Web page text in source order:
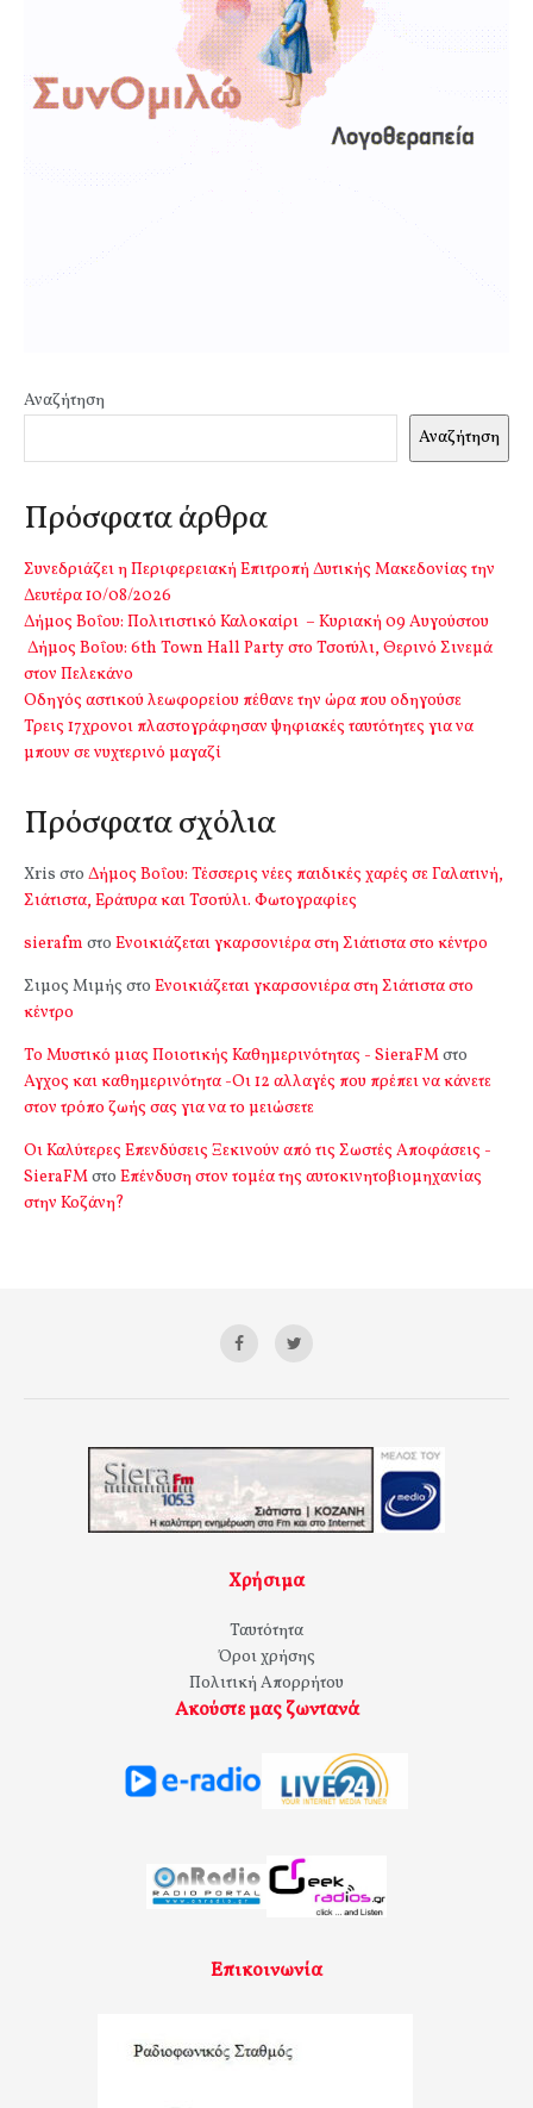
Αναζήτηση
Αναζήτηση
Πρόσφατα άρθρα
Συνεδριάζει η Περιφερειακή Επιτροπή Δυτικής Μακεδονίας την
Δευτέρα 10/08/2026
Δήμος Βοΐου: Πολιτιστικό Καλοκαίρι – Κυριακή 09 Αυγούστου
Δήμος Βοΐου: 6th Town Hall Party στο Τσοτύλι, Θερινό Σινεμά
στον Πελεκάνο
Οδηγός αστικού λεωφορείου πέθανε την ώρα που οδηγούσε
Τρεις 17χρονοι πλαστογράφησαν ψηφιακές ταυτότητες για να
μπουν σε νυχτερινό μαγαζί
Πρόσφατα σχόλια
Xris στο Δήμος Βοΐου: Τέσσερις νέες παιδικές χαρές σε Γαλατινή,
Σιάτιστα, Εράτυρα και Τσοτύλι. Φωτογραφίες
sierafm στο Ενοικιάζεται γκαρσονιέρα στη Σιάτιστα στο κέντρο
Σιμος Μιμής στο Ενοικιάζεται γκαρσονιέρα στη Σιάτιστα στο
κέντρο
Το Μυστικό μιας Ποιοτικής Καθημερινότητας - SieraFMστο
Αγχος και καθημερινότητα -Οι 12 αλλαγές που πρέπει να κάνετε
στον τρόπο ζωής σας για να το μειώσετε
Οι Καλύτερες Επενδύσεις Ξεκινούν από τις Σωστές Αποφάσεις -
SieraFMστο Επένδυση στον τομέα της αυτοκινητοβιομηχανίας
στην Κοζάνη?
Χρήσιμα
Ταυτότητα
Όροι χρήσης
Πολιτική Απορρήτου
Ακούστε μας ζωντανά
Επικοινωνία